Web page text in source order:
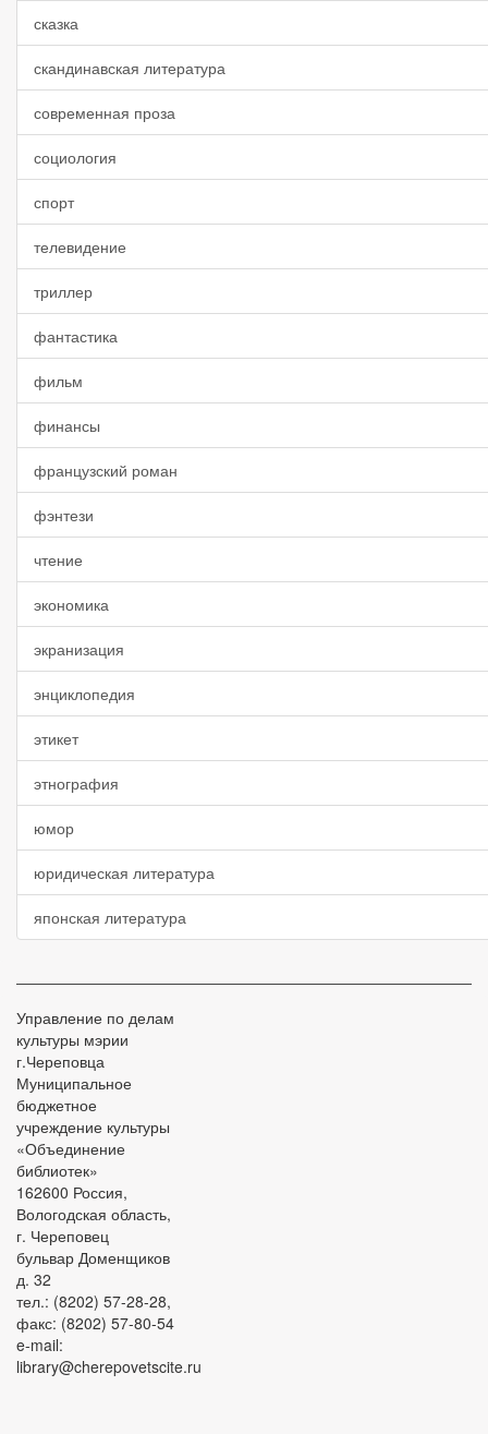
сказка
скандинавская литература
современная проза
социология
спорт
телевидение
триллер
фантастика
фильм
финансы
французский роман
фэнтези
чтение
экономика
экранизация
энциклопедия
этикет
этнография
юмор
юридическая литература
японская литература
Управление по делам
культуры мэрии
г.Череповца
Муниципальное
бюджетное
учреждение культуры
«Объединение
библиотек»
162600 Россия,
Вологодская область,
г. Череповец
бульвар Доменщиков
д. 32
тел.: (8202) 57-28-28,
факс: (8202) 57-80-54
e-mail:
library@cherepovetscite.ru